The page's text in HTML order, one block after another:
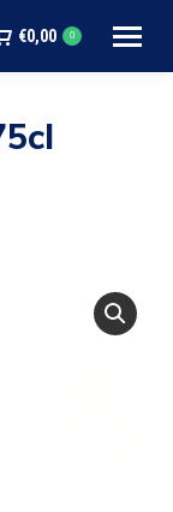
€0,00 0